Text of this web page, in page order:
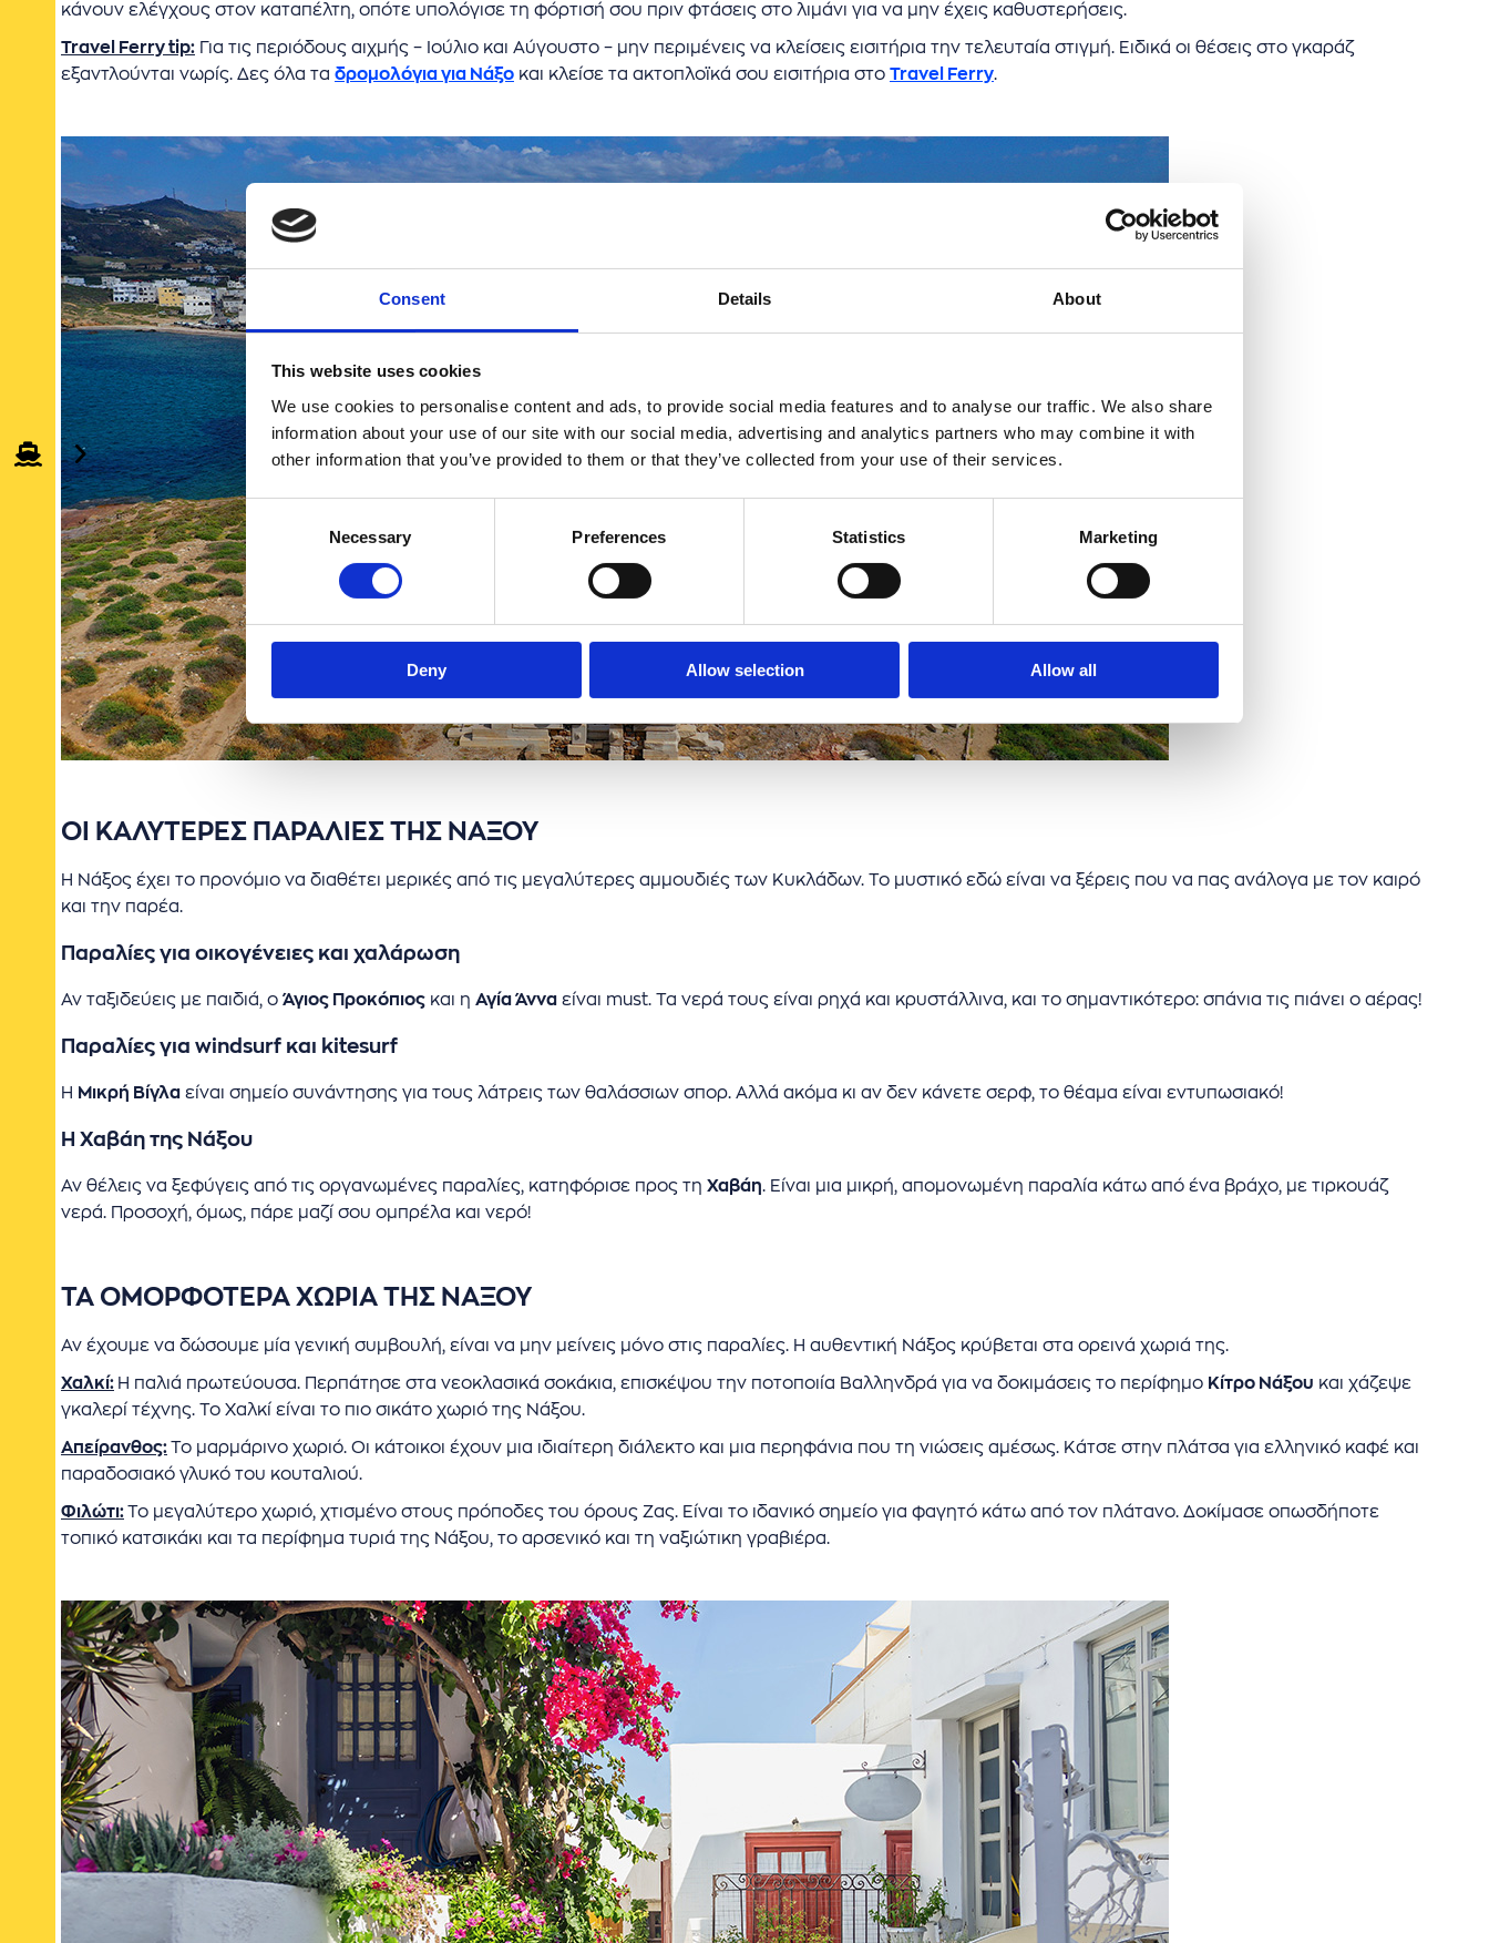
Consent Details About
This website uses cookies
We use cookies to personalise content and ads, to provide social media features and to analyse our traffic. We also share
information about your use of our site with our social media, advertising and analytics partners who may combine it with
other information that you’ve provided to them or that they’ve collected from your use of their services.
Consent
Selection
Necessary Preferences Statistics Marketing
Deny Allow selection Allow all
κάνουν ελέγχους στον καταπέλτη, οπότε υπολόγισε τη φόρτισή σου πριν φτάσεις στο λιμάνι για να μην έχεις καθυστερήσεις.
Travel Ferry tip: Για τις περιόδους αιχμής – Ιούλιο και Αύγουστο – μην περιμένεις να κλείσεις εισιτήρια την τελευταία στιγμή. Ειδικά οι θέσεις στο γκαράζ
εξαντλούνται νωρίς. Δες όλα τα δρομολόγια για Νάξο και κλείσε τα ακτοπλοϊκά σου εισιτήρια στο Travel Ferry.
ΟΙ ΚΑΛΥΤΕΡΕΣ ΠΑΡΑΛΙΕΣ ΤΗΣ ΝΑΞΟΥ
Η Νάξος έχει το προνόμιο να διαθέτει μερικές από τις μεγαλύτερες αμμουδιές των Κυκλάδων. Το μυστικό εδώ είναι να ξέρεις που να πας ανάλογα με τον καιρό
και την παρέα.
Παραλίες για οικογένειες και χαλάρωση
Αν ταξιδεύεις με παιδιά, ο Άγιος Προκόπιος και η Αγία Άννα είναι must. Τα νερά τους είναι ρηχά και κρυστάλλινα, και το σημαντικότερο: σπάνια τις πιάνει ο αέρας!
Παραλίες για windsurf και kitesurf
Η Μικρή Βίγλα είναι σημείο συνάντησης για τους λάτρεις των θαλάσσιων σπορ. Αλλά ακόμα κι αν δεν κάνετε σερφ, το θέαμα είναι εντυπωσιακό!
Η Χαβάη της Νάξου
Αν θέλεις να ξεφύγεις από τις οργανωμένες παραλίες, κατηφόρισε προς τη Χαβάη. Είναι μια μικρή, απομονωμένη παραλία κάτω από ένα βράχο, με τιρκουάζ
νερά. Προσοχή, όμως, πάρε μαζί σου ομπρέλα και νερό!
ΤΑ ΟΜΟΡΦΟΤΕΡΑ ΧΩΡΙΑ ΤΗΣ ΝΑΞΟΥ
Αν έχουμε να δώσουμε μία γενική συμβουλή, είναι να μην μείνεις μόνο στις παραλίες. Η αυθεντική Νάξος κρύβεται στα ορεινά χωριά της.
Χαλκί: Η παλιά πρωτεύουσα. Περπάτησε στα νεοκλασικά σοκάκια, επισκέψου την ποτοποιία Βαλληνδρά για να δοκιμάσεις το περίφημο Κίτρο Νάξου και χάζεψε
γκαλερί τέχνης. Το Χαλκί είναι το πιο σικάτο χωριό της Νάξου.
Απείρανθος:Το μαρμάρινο χωριό. Οι κάτοικοι έχουν μια ιδιαίτερη διάλεκτο και μια περηφάνια που τη νιώσεις αμέσως. Κάτσε στην πλάτσα για ελληνικό καφέ και
παραδοσιακό γλυκό του κουταλιού.
Φιλώτι:Το μεγαλύτερο χωριό, χτισμένο στους πρόποδες του όρους Ζας. Είναι το ιδανικό σημείο για φαγητό κάτω από τον πλάτανο. Δοκίμασε οπωσδήποτε
τοπικό κατσικάκι και τα περίφημα τυριά της Νάξου, το αρσενικό και τη ναξιώτικη γραβιέρα.